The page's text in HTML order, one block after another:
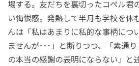
場する。友だちを裏切ったコペル君
い悔恨感。発熱して半月も学校を休
んは「私はあまりに私的な事柄につ
ませんが･･･」と断りつつ、「素通
の本当の感謝の表明にならない」と